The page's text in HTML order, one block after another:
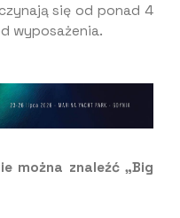
się od ponad 4
wyposażenia.
można znaleźć „Big